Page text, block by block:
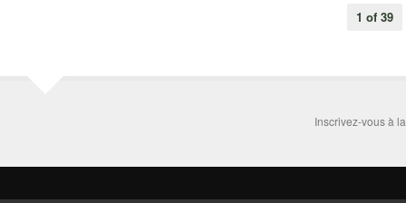
1 of 39
Inscrivez-vous à